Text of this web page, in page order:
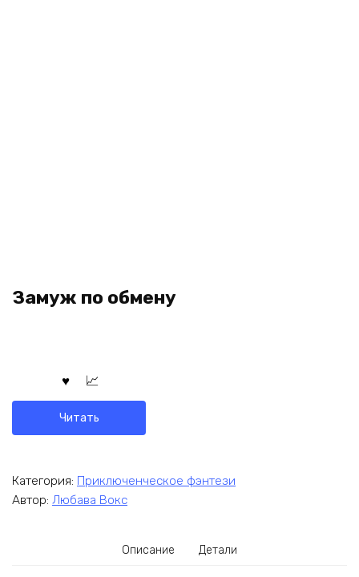
Замуж по обмену
Читать
Категория: Приключенческое фэнтези
Автор: Любава Вокс
Описание Детали